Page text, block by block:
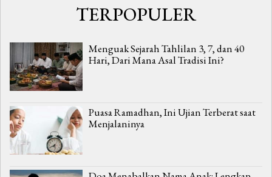
TERPOPULER
Menguak Sejarah Tahlilan 3, 7, dan 40
Hari, Dari Mana Asal Tradisi Ini?
Puasa Ramadhan, Ini Ujian Terberat saat
Menjalaninya